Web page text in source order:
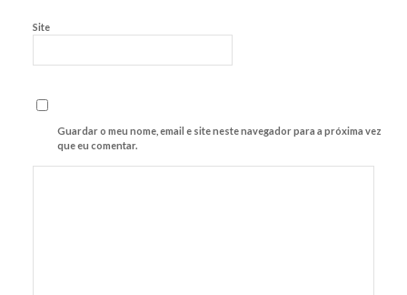
Site
Guardar o meu nome, email e site neste navegador para a próxima vez
que eu comentar.